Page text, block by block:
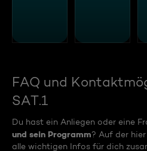
FAQ und
SAT.1
Du hast ein Anliegen oder eine
und sein Programm? Auf der
alle wichtigen Infos für dich